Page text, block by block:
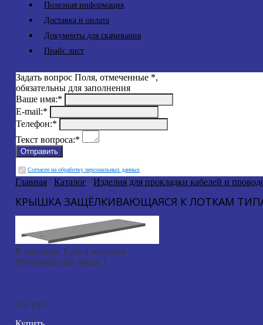
Полезная информация
Доставка и оплата
Документы для скачивания
Прайс лист
Задать вопрос Поля, отмеченные *,
обязательны для заполнения
Ваше имя:*
E-mail:*
Телефон:*
Текст вопроса:*
Cогласен на обработку персональных данных
Главная /Каталог /Изделия для прокладки кабелей и
КРЫШКА ЗАЩЁЛКИВАЮЩАЯСЯ К ЛОТКАМ ТИПА
В наличии: Есть в наличии
Минимальный заказ: 1
362 руб